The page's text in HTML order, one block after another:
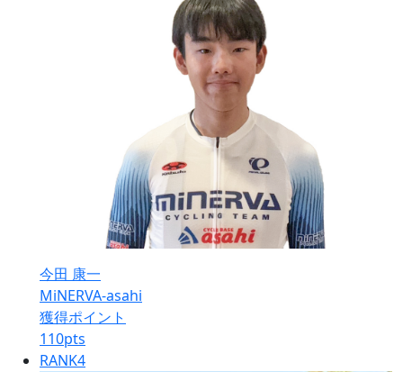
今田 康一
MiNERVA-asahi
獲得ポイント
110pts
RANK4